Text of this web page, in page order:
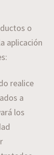
o
aplicación
realice
a
los